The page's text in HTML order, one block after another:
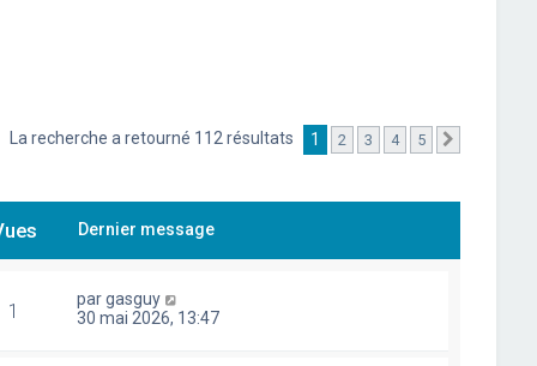
La recherche a retourné 112 résultats 1 2 3 4 5
Dernier message
1 pargasguy
30 mai 2026, 13:47